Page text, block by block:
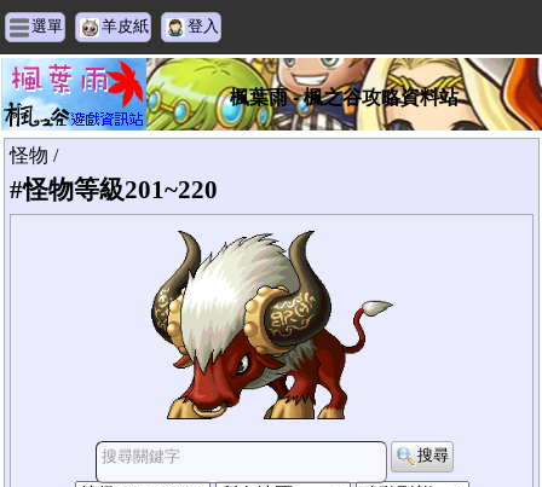
選單 羊皮紙 登入
楓葉雨 - 楓之谷攻略資料站
怪物 /
#怪物等級201~220
搜尋關鍵字 搜尋